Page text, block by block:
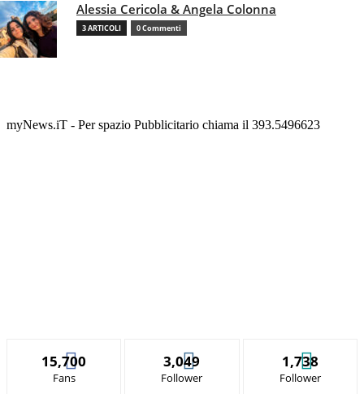
Alessia Cericola & Angela Colonna
3 ARTICOLI 0 Commenti
myNews.iT - Per spazio Pubblicitario chiama il 393.5496623
15,700
Fans
3,049
Follower
1,738
Follower